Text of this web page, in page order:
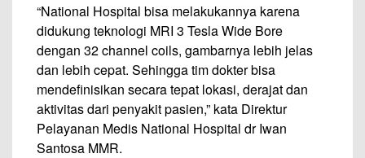
“National Hospital bisa melakukannya karena
didukung teknologi MRI 3 Tesla Wide Bore
dengan 32 channel coils, gambarnya lebih jelas
dan lebih cepat. Sehingga tim dokter bisa
mendefinisikan secara tepat lokasi, derajat dan
aktivitas dari penyakit pasien,” kata Direktur
Pelayanan Medis National Hospital dr Iwan
Santosa MMR.